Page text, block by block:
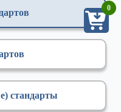
стандарты
0